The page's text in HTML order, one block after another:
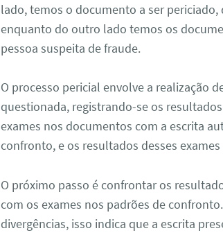
lado, temos o documento a ser
enquanto do outro lado temos os
pessoa suspeita de fraude.
O processo pericial envolve a realização
questionada, registrando-se os
exames nos documentos com a escrita
confronto, e os resultados desses
O próximo passo é confrontar os
com os exames nos padrões de
divergências, isso indica que a escrita